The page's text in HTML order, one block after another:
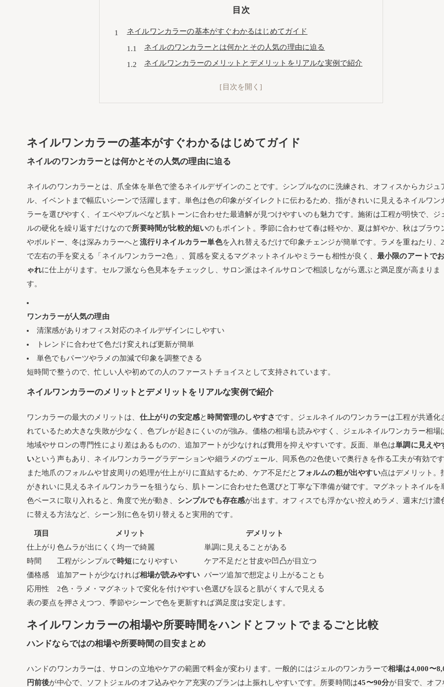
目次
ネイルワンカラーの基本がすぐわかるはじめてガイド
ネイルのワンカラーとは何かとその人気の理由に迫る
ネイルワンカラーのメリットとデメリットをリアルな実例で紹介
イエベに似合う人気色と質感の選び分けテクニック
ブルベなら映える透明感カラー選びと光沢感の調整術
春や夏にぴったりなカラーと質感のおすすめ組み合わせ
秋や冬にピッタリな深み色やマットの投入ポイント
オフィスで浮かないネイルワンカラーのシンプルカラー基準
ブライダル・成人式・パーティに合う華やか単色アレンジ術
マグネットやミラーであそぶネイルワンカラーの旬アレンジテク
ショートや深爪さんも楽しめるネイルワンカラーの見せ方ガイド
短い爪に似合う色やラウンド形デザインの魅力
セルフとサロンで差が出るネイルワンカラー仕上がり＆コスト大解剖
サロンで叶える美しいネイルワンカラーの均一感やケア力
予約前に迷わない！ネイルワンカラーの準備＆当日フロー
予約時に伝えるべき希望やオフ有無・持ち込み画像の注意点
当日の施術フローと所要時間のチェックポイント
ネイルワンカラーの基本がすぐわかるはじめてガイド
ネイルのワンカラーとは何かとその人気の理由に迫る
ネイルのワンカラーとは、爪全体を単色で塗るネイルデザインのことです。シンプルなのに洗練され、オフィスからカジュ
ル、イベントまで幅広いシーンで活躍します。単色は色の印象がダイレクトに伝わるため、指がきれいに見えるネイルワン
ラーを選びやすく、イエベやブルベなど肌トーンに合わせた最適解が見つけやすいのも魅力です。施術は工程が明快で、ジ
ルの硬化を繰り返すだけなので所要時間が比較的短いのもポイント。季節に合わせて春は軽やか、夏は鮮やか、秋はブラウ
やボルドー、冬は深みカラーへと 流行りネイルカラー単色を入れ替えるだけで印象チェンジが簡単です。ラメを重ねたり、
で左右の手を変える「ネイルワンカラー2色」、質感を変えるマグネットネイルやミラーも相性が良く、 最小限のアートで
ゃれに仕上がります。セルフ派なら色見本をチェックし、サロン派はネイルサロンで相談しながら選ぶと満足度が高まりま
す。
ワンカラーが人気の理由
清潔感がありオフィス対応のネイルデザインにしやすい
トレンドに合わせて色だけ変えれば更新が簡単
単色でもパーツやラメの加減で印象を調整できる
短時間で整うので、忙しい人や初めての人のファーストチョイスとして支持されています。
ネイルワンカラーのメリットとデメリットをリアルな実例で紹介
ワンカラーの最大のメリットは、 仕上がりの安定感と 時間管理のしやすさです。ジェルネイルのワンカラーは工程が共通化
れているため大きな失敗が少なく、色ブレが起きにくいのが強み。価格の相場も読みやすく、ジェルネイルワンカラー相場
地域やサロンの専門性により差はあるものの、追加アートが少なければ費用を抑えやすいです。反面、単色は単調に見えや
いという声もあり、ネイルワンカラーグラデーションや細ラメのヴェール、同系色の2色使いで奥行きを作る工夫が有効です
また地爪のフォルムや甘皮周りの処理が仕上がりに直結するため、ケア不足だと フォルムの粗が出やすい点はデメリット。
がきれいに見えるネイルワンカラーを狙うなら、肌トーンに合わせた色選びと丁寧な下準備が鍵です。マグネットネイルを
色ベースに取り入れると、角度で光が動き、 シンプルでも存在感が出ます。オフィスでも浮かない控えめラメ、週末だけ濃
に替える方法など、シーン別に色を切り替えると実用的です。
項目 メリット
デメリット
仕上がり 色ムラが出にくく均一で綺麗
単調に見えることがある
時間
工程がシンプルで時短になりやすい
ケア不足だと甘皮や凹凸が目立つ
価格感
追加アートが少なければ相場が読みやすい パーツ追加で想定より上がることも
応用性
2色・ラメ・マグネットで変化を付けやすい色選びを誤ると肌がくすんで見える
表の要点を押さえつつ、季節やシーンで色を更新すれば満足度は安定します。
ネイルワンカラーの相場や所要時間をハンドとフットでまるごと比較
ハンドならではの相場や所要時間の目安まとめ
ハンドのワンカラーは、サロンの立地やケアの範囲で料金が変わります。一般的にはジェルのワンカラーで相場は4,000〜
円前後が中心で、ソフトジェルのオフ込みやケア充実のプランは上振れしやすいです。所要時間は45〜90分が目安で、オフ